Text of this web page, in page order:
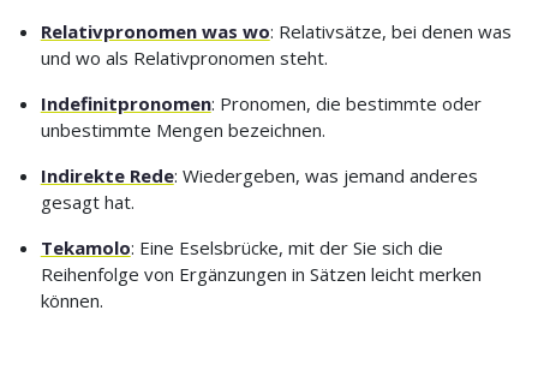
Relativpronomen was wo: Relativsätze, bei denen was
und wo als Relativpronomen steht.
Indefinitpronomen: Pronomen, die bestimmte oder
unbestimmte Mengen bezeichnen.
Indirekte Rede: Wiedergeben, was jemand anderes
gesagt hat.
Tekamolo: Eine Eselsbrücke, mit der Sie sich die
Reihenfolge von Ergänzungen in Sätzen leicht merken
können.